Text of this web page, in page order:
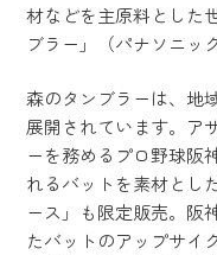
材などを主原料とした
ブラー」（パナソニッ
森のタンブラーは、地
展開されています。ア
ーを務めるプロ野球阪
れるバットを素材とし
ース」も限定販売。阪
たバットのアップサイ